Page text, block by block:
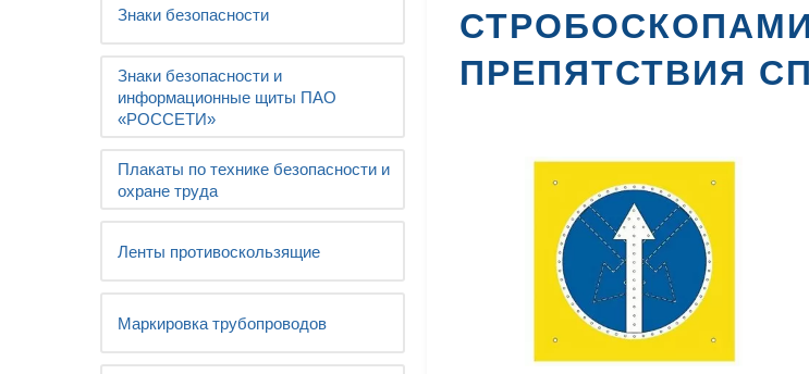
Знаки безопасности
Знаки безопасности и
информационные щиты ПАО
«РОССЕТИ»
Плакаты по технике безопасности и
охране труда
Ленты противоскользящие
Маркировка трубопроводов
СТРОБОСКОПАМИ
ПРЕПЯТСТВИЯ